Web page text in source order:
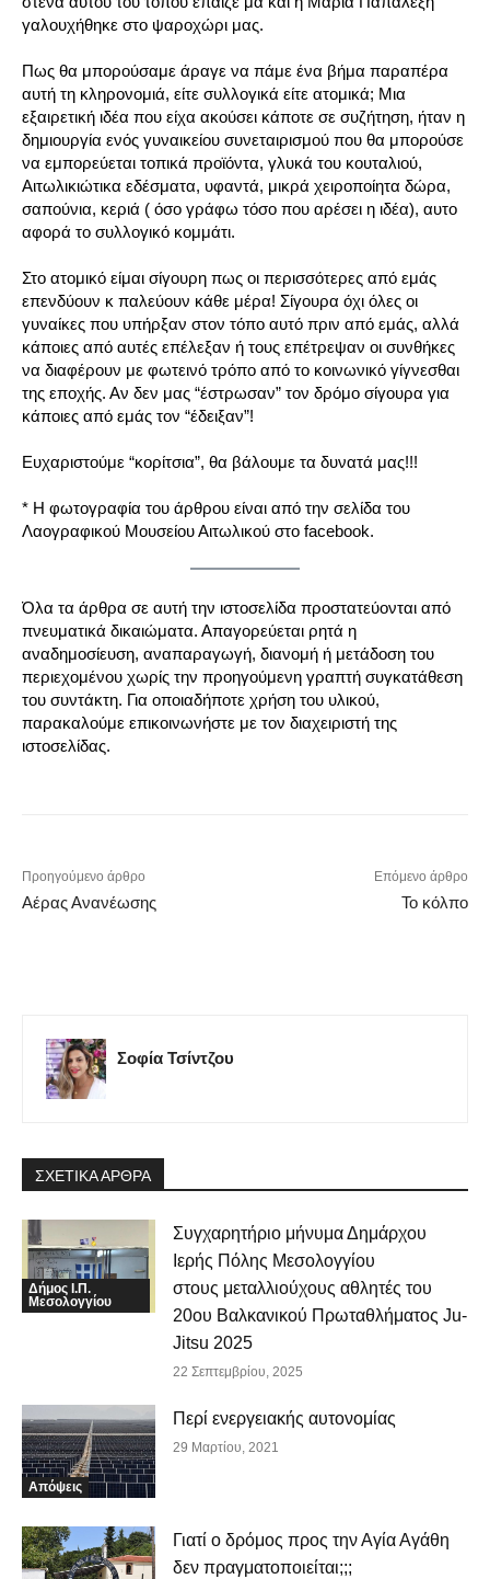
γαλουχήθηκε στο ψαροχώρι μας.
Πως θα μπορούσαμε άραγε να πάμε ένα βήμα παραπέρα
αυτή τη κληρονομιά, είτε συλλογικά είτε ατομικά; Μια
εξαιρετική ιδέα που είχα ακούσει κάποτε σε συζήτηση, ήταν η
δημιουργία ενός γυναικείου συνεταιρισμού που θα μπορούσε
να εμπορεύεται τοπικά προϊόντα, γλυκά του κουταλιού,
Αιτωλικιώτικα εδέσματα, υφαντά, μικρά χειροποίητα δώρα,
σαπούνια, κεριά ( όσο γράφω τόσο που αρέσει η ιδέα), αυτο
αφορά το συλλογικό κομμάτι.
Στο ατομικό είμαι σίγουρη πως οι περισσότερες από εμάς
επενδύουν κ παλεύουν κάθε μέρα! Σίγουρα όχι όλες οι
γυναίκες που υπήρξαν στον τόπο αυτό πριν από εμάς, αλλά
κάποιες από αυτές επέλεξαν ή τους επέτρεψαν οι συνθήκες
να διαφέρουν με φωτεινό τρόπο από το κοινωνικό γίγνεσθαι
της εποχής. Αν δεν μας “έστρωσαν” τον δρόμο σίγουρα για
κάποιες από εμάς τον “έδειξαν”!
Ευχαριστούμε “κορίτσια”, θα βάλουμε τα δυνατά μας!!!
* Η φωτογραφία του άρθρου είναι από την σελίδα του
Λαογραφικού Μουσείου Αιτωλικού στο facebook.
Όλα τα άρθρα σε αυτή την ιστοσελίδα προστατεύονται από
πνευματικά δικαιώματα. Απαγορεύεται ρητά η
αναδημοσίευση, αναπαραγωγή, διανομή ή μετάδοση του
περιεχομένου χωρίς την προηγούμενη γραπτή συγκατάθεση
του συντάκτη. Για οποιαδήποτε χρήση του υλικού,
παρακαλούμε επικοινωνήστε με τον διαχειριστή της
ιστοσελίδας.
Προηγούμενο άρθρο
Αέρας Ανανέωσης
Επόμενο άρθρο
Το κόλπο
Σοφία Τσίντζου
ΣΧΕΤΙΚΑ ΑΡΘΡΑ
Δήμος Ι.Π.
Μεσολογγίου
Συγχαρητήριο μήνυμα Δημάρχου
Ιερής Πόλης Μεσολογγίου
στους μεταλλιούχους αθλητές του
20ου Βαλκανικού Πρωταθλήματος Ju-
Jitsu 2025
22 Σεπτεμβρίου, 2025
Απόψεις
Περί ενεργειακής αυτονομίας
29 Μαρτίου, 2021
Γιατί ο δρόμος προς την Αγία Αγάθη
δεν πραγματοποιείται;;;